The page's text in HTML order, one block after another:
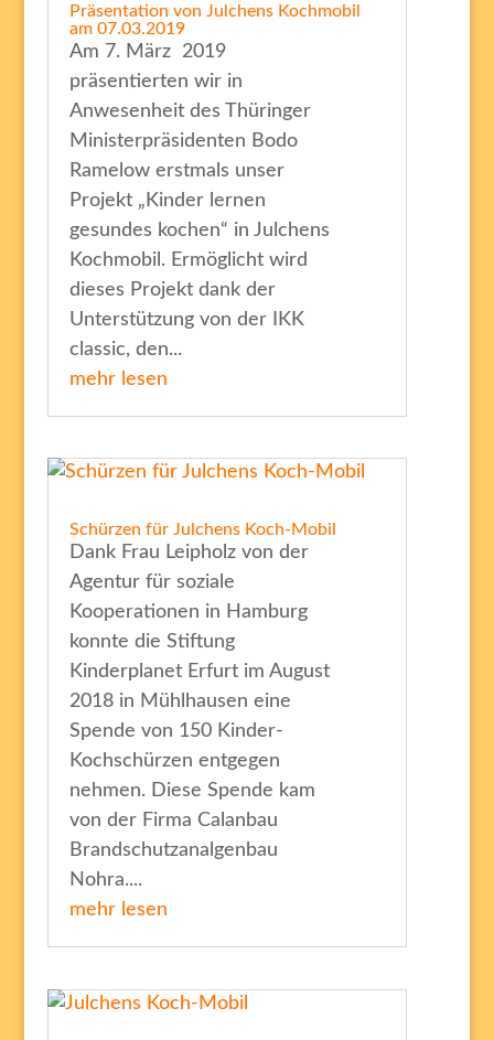
Präsentation von Julchens Kochmobil
am 07.03.2019
Am 7. März 2019
präsentierten wir in
Anwesenheit des Thüringer
Ministerpräsidenten Bodo
Ramelow erstmals unser
Projekt „Kinder lernen
gesundes kochen“ in Julchens
Kochmobil. Ermöglicht wird
dieses Projekt dank der
Unterstützung von der IKK
classic, den...
mehr lesen
Schürzen für Julchens Koch-Mobil
Dank Frau Leipholz von der
Agentur für soziale
Kooperationen in Hamburg
konnte die Stiftung
Kinderplanet Erfurt im August
2018 in Mühlhausen eine
Spende von 150 Kinder-
Kochschürzen entgegen
nehmen. Diese Spende kam
von der Firma Calanbau
Brandschutzanalgenbau
Nohra....
mehr lesen